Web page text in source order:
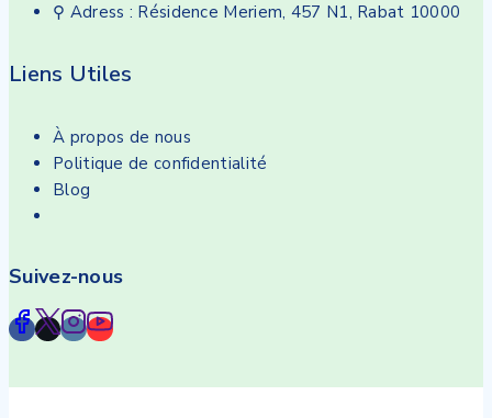
⚲ Adress : Résidence Meriem, 457 N1, Rabat 10000
Liens Utiles
À propos de nous
Politique de confidentialité
Blog
Suivez-nous